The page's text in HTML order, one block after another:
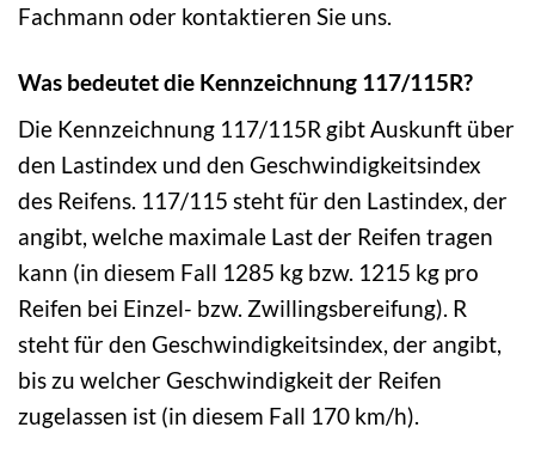
Fachmann oder kontaktieren Sie uns.
Was bedeutet die Kennzeichnung 117/115R?
Die Kennzeichnung 117/115R gibt Auskunft über
den Lastindex und den Geschwindigkeitsindex
des Reifens. 117/115 steht für den Lastindex, der
angibt, welche maximale Last der Reifen tragen
kann (in diesem Fall 1285 kg bzw. 1215 kg pro
Reifen bei Einzel- bzw. Zwillingsbereifung). R
steht für den Geschwindigkeitsindex, der angibt,
bis zu welcher Geschwindigkeit der Reifen
zugelassen ist (in diesem Fall 170 km/h).